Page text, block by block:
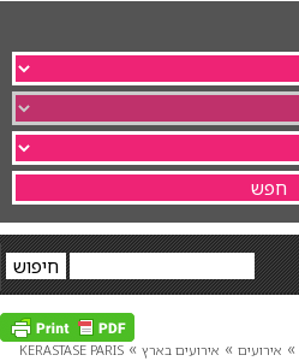
» אירועים » אירועים בארץ »
KERASTASE PARIS